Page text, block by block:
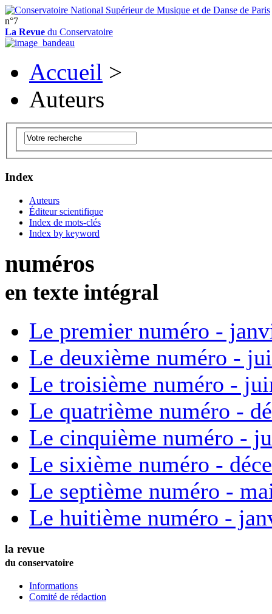
n°7
La Revue du Conservatoire
Accueil >
Auteurs
Index
Auteurs
Éditeur scientifique
Index de mots-clés
Index by keyword
numéros
en texte intégral
Le premier numéro -
Le deuxième numéro -
Le troisième numéro -
Le quatrième numéro -
Le cinquième numéro -
Le sixième numéro -
Le septième numéro -
Le huitième numéro -
la revue
du conservatoire
Informations
Comité de rédaction